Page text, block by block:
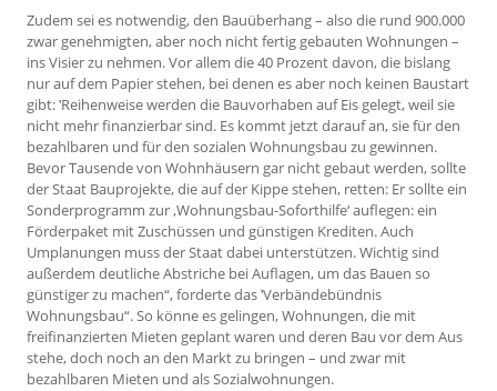
Zudem sei es notwendig, den Bauüberhang – also die rund 900.000
zwar genehmigten, aber noch nicht fertig gebauten Wohnungen –
ins Visier zu nehmen. Vor allem die 40 Prozent davon, die bislang
nur auf dem Papier stehen, bei denen es aber noch keinen Baustart
gibt: ‛Reihenweise werden die Bauvorhaben auf Eis gelegt, weil sie
nicht mehr finanzierbar sind. Es kommt jetzt darauf an, sie für den
bezahlbaren und für den sozialen Wohnungsbau zu gewinnen.
Bevor Tausende von Wohnhäusern gar nicht gebaut werden, sollte
der Staat Bauprojekte, die auf der Kippe stehen, retten: Er sollte ein
Sonderprogramm zur ‚Wohnungsbau-Soforthilfe‘ auflegen: ein
Förderpaket mit Zuschüssen und günstigen Krediten. Auch
Umplanungen muss der Staat dabei unterstützen. Wichtig sind
außerdem deutliche Abstriche bei Auflagen, um das Bauen so
günstiger zu machen“, forderte das ‛Verbändebündnis
Wohnungsbau“. So könne es gelingen, Wohnungen, die mit
freifinanzierten Mieten geplant waren und deren Bau vor dem Aus
stehe, doch noch an den Markt zu bringen – und zwar mit
bezahlbaren Mieten und als Sozialwohnungen.